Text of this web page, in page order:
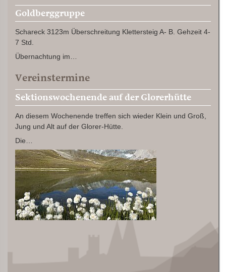
Goldberggruppe
Schareck 3123m Überschreitung Klettersteig A- B. Gehzeit 4-
7 Std.
Übernachtung im…
Vereinstermine
Sektionswochenende auf der Glorerhütte
An diesem Wochenende treffen sich wieder Klein und Groß,
Jung und Alt auf der Glorer-Hütte.
Die…